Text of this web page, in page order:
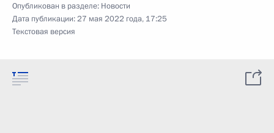
Опубликован в разделе: Новости
Дата публикации:27 мая 2022 года, 17:25
Текстовая версия